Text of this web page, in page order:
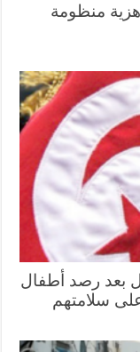
منظومة
رصد أطفال